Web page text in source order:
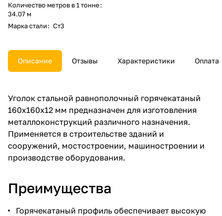
Количество метров в 1 тонне:
34.07 м
Марка стали: Ст3
Описание Отзывы Характеристики Оплата
Уголок стальной равнополочный горячекатаный
160x160x12 мм предназначен для изготовления
металлоконструкций различного назначения.
Применяется в строительстве зданий и
сооружений, мостостроении, машиностроении и
производстве оборудования.
Преимущества
Горячекатаный профиль обеспечивает высокую